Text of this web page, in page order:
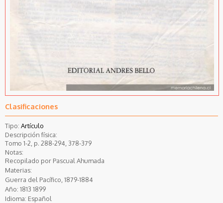
Clasificaciones
Tipo: Artículo
Descripción física:
Tomo 1-2, p. 288-294, 378-379
Notas:
Recopilado por Pascual Ahumada
Materias:
Guerra del Pacífico, 1879-1884
Año: 1813 1899
Idioma: Español